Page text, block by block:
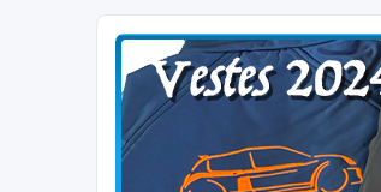
Clio V6 Passion
Le site français des passionnés de Clio V6